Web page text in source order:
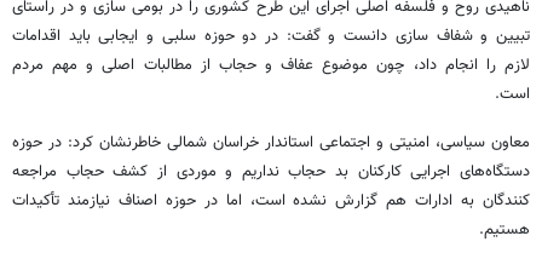
ناهیدی روح و فلسفه اصلی اجرای این طرح کشوری را در بومی سازی و در راستای
تبیین و شفاف سازی دانست و گفت: در دو حوزه سلبی و ایجابی باید اقدامات
لازم را انجام داد، چون موضوع عفاف و حجاب از مطالبات اصلی و مهم مردم
است.
معاون سیاسی، امنیتی و اجتماعی استاندار خراسان شمالی خاطرنشان کرد: در حوزه
دستگاه‌های اجرایی کارکنان بد حجاب نداریم و موردی از کشف حجاب مراجعه
کنندگان به ادارات هم گزارش نشده است، اما در حوزه اصناف نیازمند تأکیدات
هستیم.